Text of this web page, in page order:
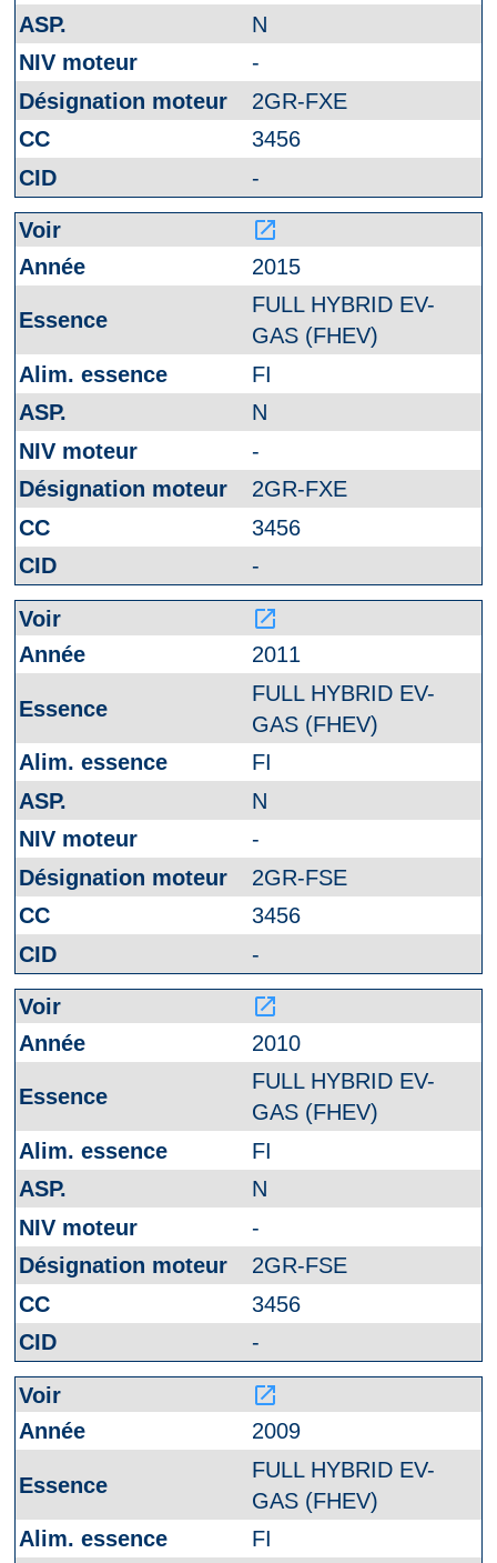
N
-
2GR-FXE
3456
-
launch
2015
FULL HYBRID EV-
GAS (FHEV)
FI
N
-
2GR-FXE
3456
-
launch
2011
FULL HYBRID EV-
GAS (FHEV)
FI
N
-
2GR-FSE
3456
-
launch
2010
FULL HYBRID EV-
GAS (FHEV)
FI
N
-
2GR-FSE
3456
-
launch
2009
FULL HYBRID EV-
GAS (FHEV)
FI